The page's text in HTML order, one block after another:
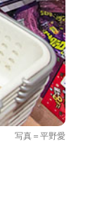
写真＝平野愛